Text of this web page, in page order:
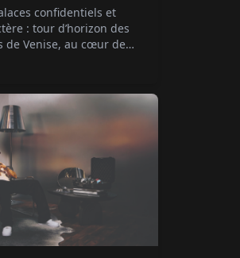
confidentiels et
: tour d’horizon des
de Venise, au cœur de